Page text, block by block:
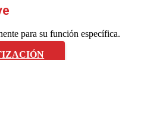
para su función específica.